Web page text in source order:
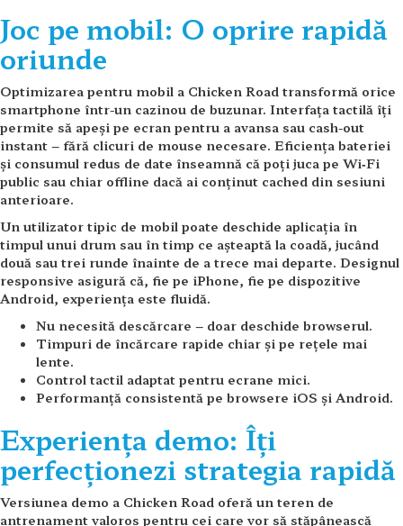
Joc pe mobil: O oprire rapidă
oriunde
Optimizarea pentru mobil a Chicken Road transformă orice
smartphone într-un cazinou de buzunar. Interfața tactilă îți
permite să apeși pe ecran pentru a avansa sau cash-out
instant – fără clicuri de mouse necesare. Eficiența bateriei
și consumul redus de date înseamnă că poți juca pe Wi‑Fi
public sau chiar offline dacă ai conținut cached din sesiuni
anterioare.
Un utilizator tipic de mobil poate deschide aplicația în
timpul unui drum sau în timp ce așteaptă la coadă, jucând
două sau trei runde înainte de a trece mai departe. Designul
responsive asigură că, fie pe iPhone, fie pe dispozitive
Android, experiența este fluidă.
Nu necesită descărcare – doar deschide browserul.
Timpuri de încărcare rapide chiar și pe rețele mai
lente.
Control tactil adaptat pentru ecrane mici.
Performanță consistentă pe browsere iOS și Android.
Experiența demo: Îți
perfecționezi strategia rapidă
Versiunea demo a Chicken Road oferă un teren de
antrenament valoros pentru cei care vor să stăpânească